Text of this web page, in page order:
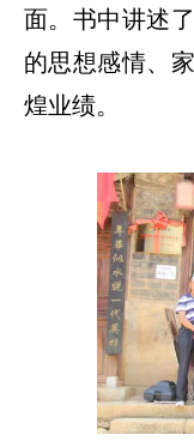
面。书中讲述
的思想感情、
煌业绩。